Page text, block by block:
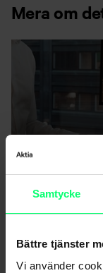
Samtycke
Bättre tjänster
Vi använder
Mera om